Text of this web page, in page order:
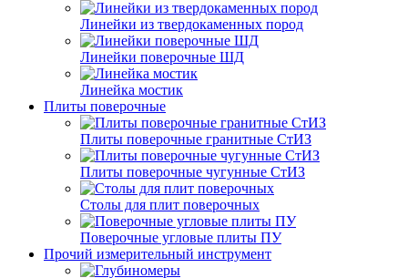
Линейки из твердокаменных пород
Линейки поверочные ШД
Линейка мостик
Плиты поверочные
Плиты поверочные гранитные СтИЗ
Плиты поверочные чугунные СтИЗ
Столы для плит поверочных
Поверочные угловые плиты ПУ
Прочий измерительный инструмент